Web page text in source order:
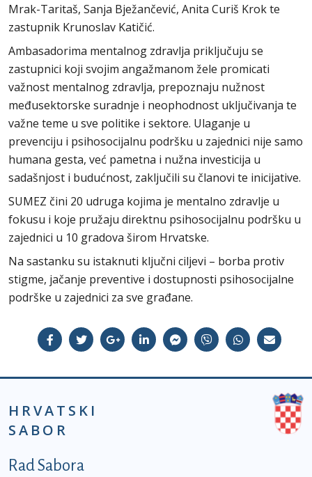
Mrak-Taritaš, Sanja Bježančević, Anita Curiš Krok te
zastupnik Krunoslav Katičić.
Ambasadorima mentalnog zdravlja priključuju se
zastupnici koji svojim angažmanom žele promicati
važnost mentalnog zdravlja, prepoznaju nužnost
međusektorske suradnje i neophodnost uključivanja te
važne teme u sve politike i sektore. Ulaganje u
prevenciju i psihosocijalnu podršku u zajednici nije samo
humana gesta, već pametna i nužna investicija u
sadašnjost i budućnost, zaključili su članovi te inicijative.
SUMEZ čini 20 udruga kojima je mentalno zdravlje u
fokusu i koje pružaju direktnu psihosocijalnu podršku u
zajednici u 10 gradova širom Hrvatske.
Na sastanku su istaknuti ključni ciljevi – borba protiv
stigme, jačanje preventive i dostupnosti psihosocijalne
podrške u zajednici za sve građane.
HRVATSKI
SABOR
Podnožje prvi izbornik
Rad Sabora